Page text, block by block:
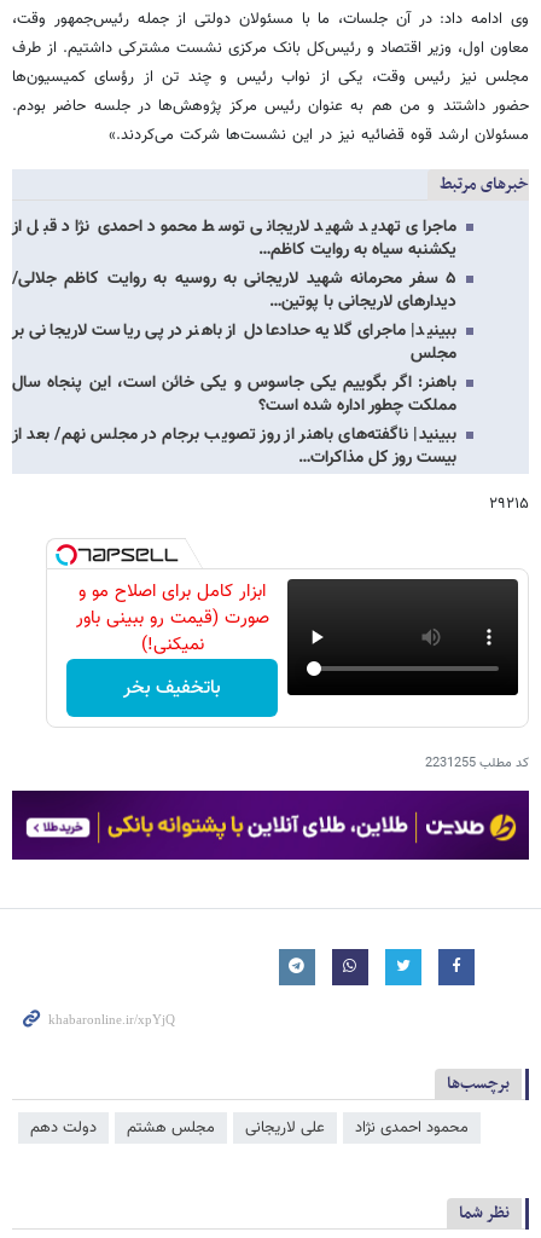
وی ادامه داد: در آن جلسات، ما با مسئولان دولتی از جمله رئیس‌جمهور وقت،
معاون اول، وزیر اقتصاد و رئیس‌کل بانک مرکزی نشست مشترکی داشتیم. از طرف
مجلس نیز رئیس وقت، یکی از نواب رئیس و چند تن از رؤسای کمیسیون‌ها
حضور داشتند و من هم به عنوان رئیس مرکز پژوهش‌ها در جلسه حاضر بودم.
مسئولان ارشد قوه قضائیه نیز در این نشست‌ها شرکت می‌کردند.»
خبرهای مرتبط
ماجرای تهدید شهید لاریجانی توسط محمود احمدی‌ نژاد قبل از
یکشنبه سیاه به روایت کاظم…
۵ سفر محرمانه شهید لاریجانی به روسیه به روایت کاظم جلالی/
دیدارهای لاریجانی با پوتین…
ببینید| ماجرای گلایه حدادعادل از باهنر درپی ریاست لاریجانی بر
مجلس
باهنر: اگر بگوییم یکی جاسوس و یکی خائن است، این پنجاه سال
مملکت چطور اداره شده است؟
ببینید| ناگفته‌های باهنر از روز تصویب برجام در مجلس نهم/ بعد از
بیست روز کل مذاکرات…
۲۹۲۱۵
ابزار کامل برای اصلاح مو و
صورت (قیمت رو ببینی باور
نمیکنی!)
باتخفیف بخر
کد مطلب2231255
برچسب‌ها
محمود احمدی ‌نژاد علی لاریجانی مجلس هشتم دولت دهم
نظر شما